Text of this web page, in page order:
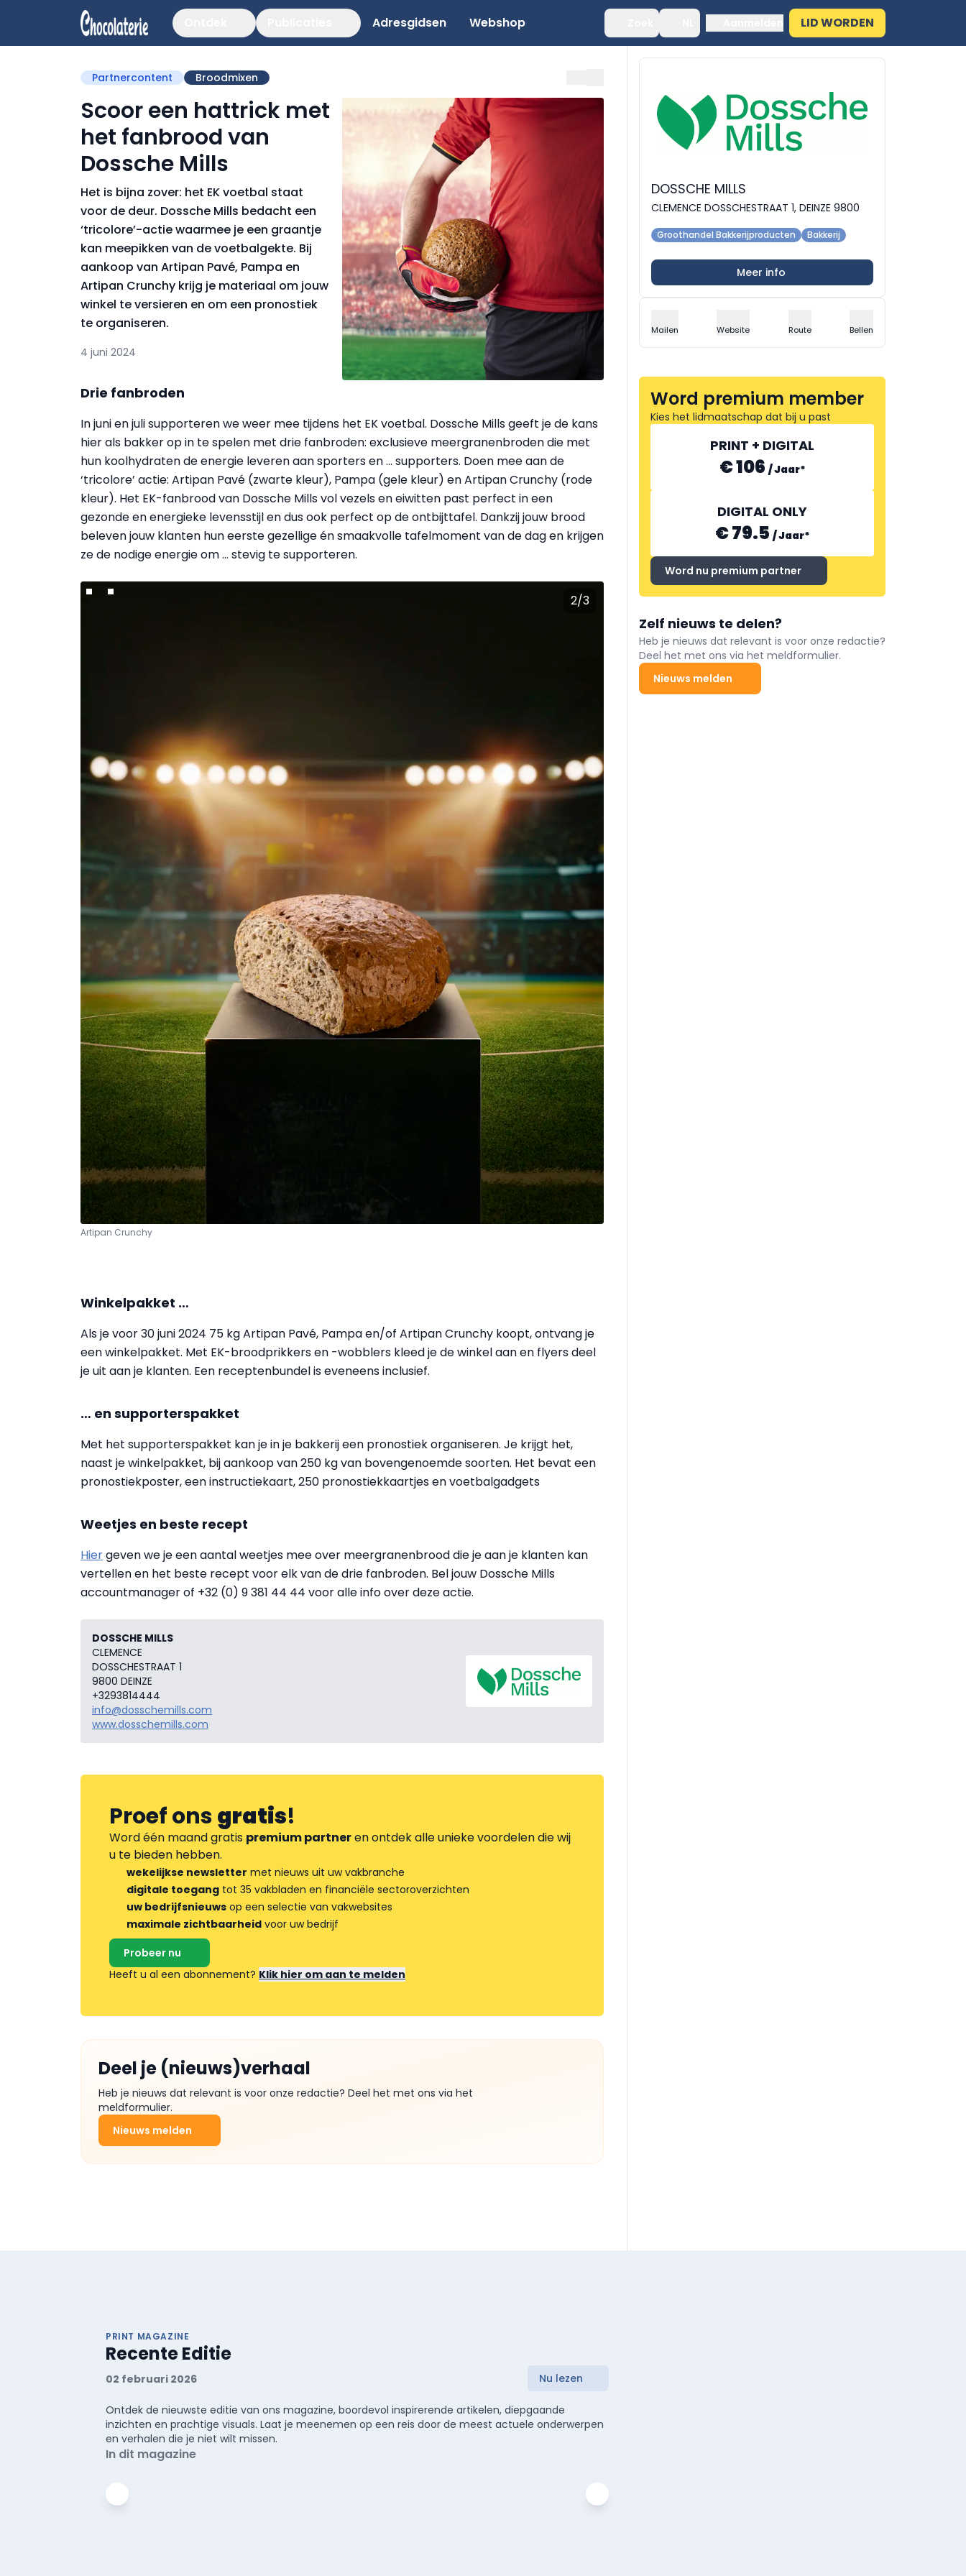
Adresgidsen Webshop LID WORDEN
Partnercontent Broodmixen
Scoor een hattrick met
het fanbrood van
Dossche Mills
Het is bijna zover: het EK voetbal staat
voor de deur. Dossche Mills bedacht een
‘tricolore’-actie waarmee je een graantje
kan meepikken van de voetbalgekte. Bij
aankoop van Artipan Pavé, Pampa en
Artipan Crunchy krijg je materiaal om jouw
winkel te versieren en om een pronostiek
te organiseren.
4 juni 2024
Drie fanbroden
In juni en juli supporteren we weer mee tijdens het EK voetbal. Dossche Mills geeft je de kans
hier als bakker op in te spelen met drie fanbroden: exclusieve meergranenbroden die met
hun koolhydraten de energie leveren aan sporters en … supporters. Doen mee aan de
‘tricolore’ actie: Artipan Pavé (zwarte kleur), Pampa (gele kleur) en Artipan Crunchy (rode
kleur). Het EK-fanbrood van Dossche Mills vol vezels en eiwitten past perfect in een
gezonde en energieke levensstijl en dus ook perfect op de ontbijttafel. Dankzij jouw brood
beleven jouw klanten hun eerste gezellige én smaakvolle tafelmoment van de dag en krijgen
ze de nodige energie om … stevig te supporteren.
Artipan Crunchy
2/3
Winkelpakket …
Als je voor 30 juni 2024 75 kg Artipan Pavé, Pampa en/of Artipan Crunchy koopt, ontvang je
een winkelpakket. Met EK-broodprikkers en -wobblers kleed je de winkel aan en flyers deel
je uit aan je klanten. Een receptenbundel is eveneens inclusief.
… en supporterspakket
Met het supporterspakket kan je in je bakkerij een pronostiek organiseren. Je krijgt het,
naast je winkelpakket, bij aankoop van 250 kg van bovengenoemde soorten. Het bevat een
pronostiekposter, een instructiekaart, 250 pronostiekkaartjes en voetbalgadgets
Weetjes en beste recept
Hiergeven we je een aantal weetjes mee over meergranenbrood die je aan je klanten kan
vertellen en het beste recept voor elk van de drie fanbroden. Bel jouw Dossche Mills
accountmanager of +32 (0) 9 381 44 44 voor alle info over deze actie.
DOSSCHE MILLS
CLEMENCE
DOSSCHESTRAAT 1
9800 DEINZE
+3293814444
info@dosschemills.com
www.dosschemills.com
Proef onsgratis!
Word één maand gratis premium partneren ontdek alle unieke voordelen die wij
u te bieden hebben.
wekelijkse newsletter met nieuws uit uw vakbranche
digitale toegang tot 35 vakbladen en financiële sectoroverzichten
uw bedrijfsnieuws op een selectie van vakwebsites
maximale zichtbaarheid voor uw bedrijf
Probeer nu
Heeft u al een abonnement? Klik hier om aan te melden
Deel je (nieuws)verhaal
Heb je nieuws dat relevant is voor onze redactie? Deel het met ons via het
meldformulier.
Nieuws melden
DOSSCHE MILLS
CLEMENCE DOSSCHESTRAAT 1, DEINZE 9800
Groothandel Bakkerijproducten Bakkerij
Meer info
Mailen Website Route Bellen
Word premium member
Kies het lidmaatschap dat bij u past
PRINT + DIGITAL
€ 106 /Jaar*
DIGITAL ONLY
€ 79.5 /Jaar*
Word nu premium partner
Zelf nieuws te delen?
Heb je nieuws dat relevant is voor onze redactie?
Deel het met ons via het meldformulier.
Nieuws melden
PRINT MAGAZINE
Recente Editie
02 februari 2026 Nu lezen
Ontdek de nieuwste editie van ons magazine, boordevol inspirerende artikelen, diepgaande
inzichten en prachtige visuals. Laat je meenemen op een reis door de meest actuele onderwerpen
en verhalen die je niet wilt missen.
In dit magazine